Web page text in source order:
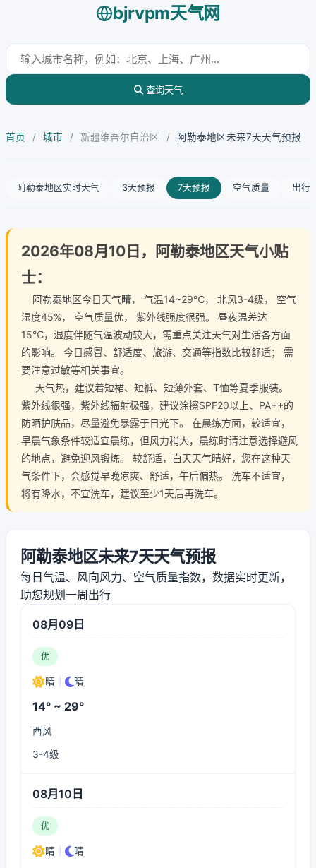
bjrvpm天气网
查询天气
首页 / 城市 / 新疆维吾尔自治区 / 阿勒泰地区未来7天天气预报
阿勒泰地区实时天气 3天预报 7天预报 空气质量 出行
2026年08月10日，阿勒泰地区天气小贴
士：
阿勒泰地区今日天气晴， 气温14~29℃， 北风3-4级， 空气
湿度45%， 空气质量优， 紫外线强度很强。 昼夜温差达
15℃，湿度伴随气温波动较大，需重点关注天气对生活各方面
的影响。 今日感冒、舒适度、旅游、交通等指数比较舒适； 需
要注意过敏等相关事宜。
天气热，建议着短裙、短裤、短薄外套、T恤等夏季服装。
紫外线很强，紫外线辐射极强，建议涂擦SPF20以上、PA++的
防晒护肤品，尽量避免暴露于日光下。 在晨练方面，较适宜，
早晨气象条件较适宜晨练，但风力稍大，晨练时请注意选择避风
的地点，避免迎风锻炼。 较舒适，白天天气晴好，您在这种天
气条件下，会感觉早晚凉爽、舒适，午后偏热。 洗车不适宜，
将有降水，不宜洗车，建议至少1天后再洗车。
阿勒泰地区未来7天天气预报
每日气温、风向风力、空气质量指数，数据实时更新，
助您规划一周出行
08月09日
优
晴 晴
14° ~ 29°
西风
3-4级
08月10日
优
晴 晴